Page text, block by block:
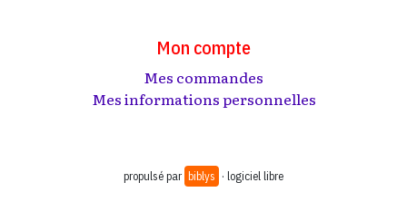
Mon compte
Mes commandes
Mes informations personnelles
propulsé par biblys · logiciel libre